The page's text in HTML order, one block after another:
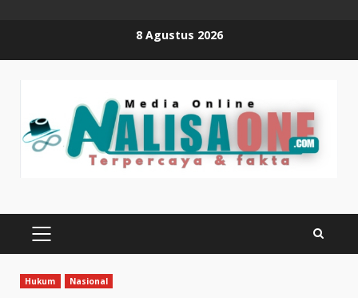
8 Agustus 2026
PRIMARY
Hukum Nasional